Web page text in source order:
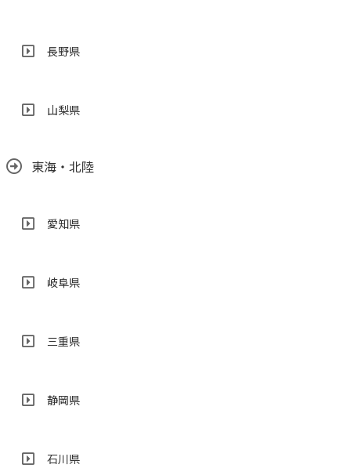
長野県
山梨県
東海・北陸
愛知県
岐阜県
三重県
静岡県
石川県